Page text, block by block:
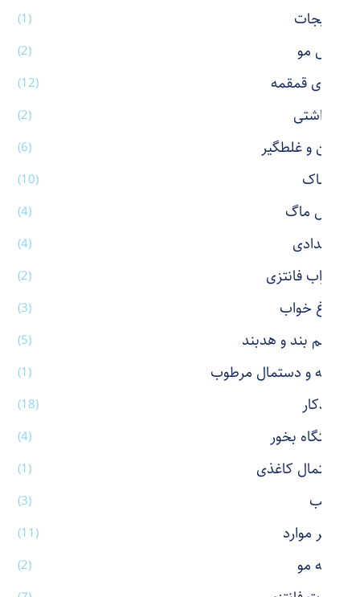
بدلیجات (1)
برس مو (2)
بطری قمقمه (12)
بهداشتی (2)
پاکن و غلطگیر (6)
پوشاک (10)
تراول ماگ (4)
جامدادی (4)
جوراب فانتزی (2)
چراغ خواب (3)
چشم بند و هدبند (5)
حوله و دستمال مرطوب (1)
خودکار (18)
دستگاه بخور (4)
دستمال کاغذی (1)
رژ لب (3)
سایر موارد (11)
شانه مو (2)